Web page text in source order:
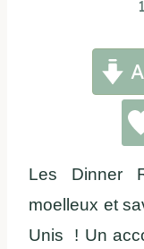
Les Dinner
moelleux et
Unis ! Un